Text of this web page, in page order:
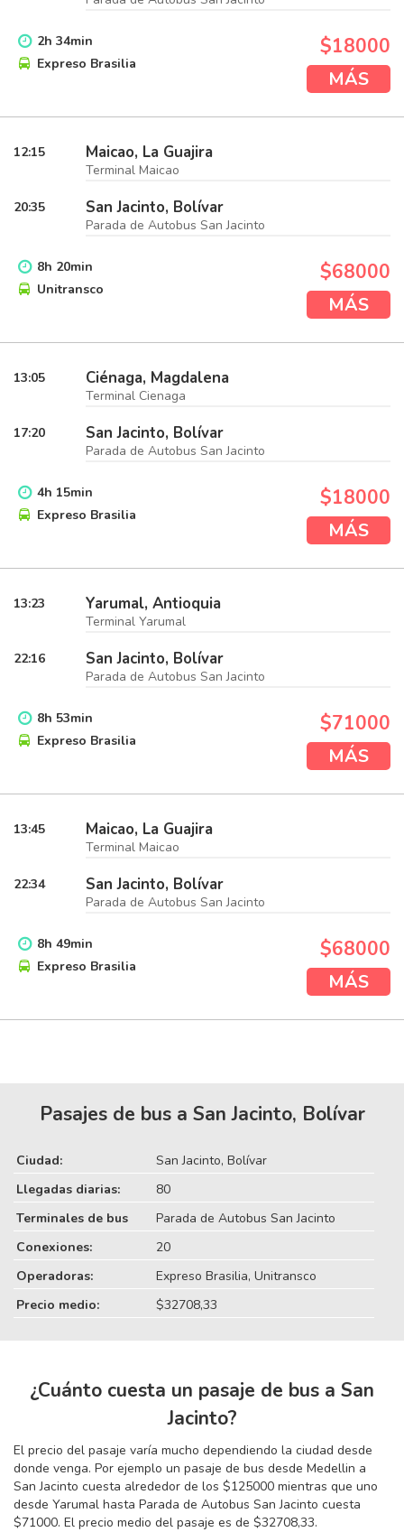
2h 34min
Expreso Brasilia
$18000
MÁS
12:15 Maicao, La Guajira
Terminal Maicao
20:35 San Jacinto, Bolívar
Parada de Autobus San Jacinto
8h 20min
Unitransco
$68000
MÁS
13:05 Ciénaga, Magdalena
Terminal Cienaga
17:20 San Jacinto, Bolívar
Parada de Autobus San Jacinto
4h 15min
Expreso Brasilia
$18000
MÁS
13:23 Yarumal, Antioquia
Terminal Yarumal
22:16 San Jacinto, Bolívar
Parada de Autobus San Jacinto
8h 53min
Expreso Brasilia
$71000
MÁS
13:45 Maicao, La Guajira
Terminal Maicao
22:34 San Jacinto, Bolívar
Parada de Autobus San Jacinto
8h 49min
Expreso Brasilia
$68000
MÁS
Pasajes de bus a San Jacinto, Bolívar
Ciudad:
San Jacinto, Bolívar
Llegadas diarias:
80
Terminales de bus
Parada de Autobus San Jacinto
Conexiones:
20
Operadoras:
Expreso Brasilia, Unitransco
Precio medio:
$32708,33
¿Cuánto cuesta un pasaje de bus a San
Jacinto?
El precio del pasaje varía mucho dependiendo la ciudad desde
donde venga. Por ejemplo un pasaje de bus desde Medellin a
San Jacinto cuesta alrededor de los $125000 mientras que uno
desde Yarumal hasta Parada de Autobus San Jacinto cuesta
$71000. El precio medio del pasaje es de $32708,33.